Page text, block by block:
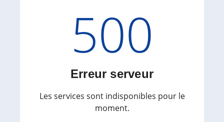
Code
500
Erreur serveur
Les services sont indisponibles pour le
moment.